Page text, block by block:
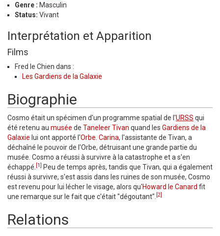
Genre : Masculin
Status: Vivant
Interprétation et Apparition
Films
Fred le Chien dans :
Les Gardiens de la Galaxie
Biographie
Cosmo était un spécimen d'un programme spatial de l'URSS qui
été retenu au musée de Taneleer Tivan quand les Gardiens de la
Galaxie lui ont apporté l'Orbe Carina, l'assistante de Tivan, a
déchaîné le pouvoir de l'Orbe, détruisant une grande partie du
musée. Cosmo a réussi à survivre à la catastrophe et a s'en
échappé. [1] Peu de temps après, tandis que Tivan, qui a également
réussi à survivre, s'est assis dans les ruines de son musée, Cosmo
est revenu pour lui lécher le visage, alors qu'Howard le Canard fit
une remarque sur le fait que c'était "dégoutant". [2]
Relations